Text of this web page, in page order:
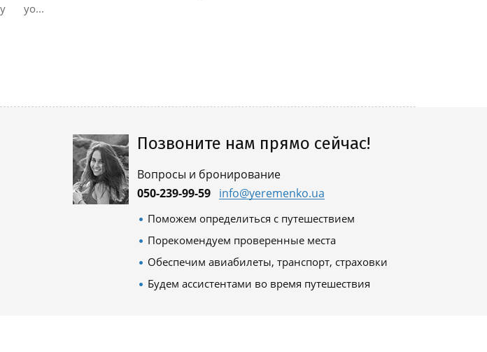
yo...
Позвоните нам прямо сейчас!
Вопросы и бронирование
050-239-99-59 info@yeremenko.ua
Поможем определиться с путешествием
Порекомендуем проверенные места
Обеспечим авиабилеты, транспорт, страховки
Будем ассистентами во время путешествия